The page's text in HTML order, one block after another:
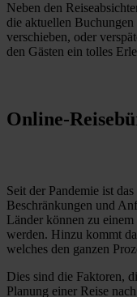
Neben den
die aktuellen
verschieben, oder
den Gästen ein tolles
Online-
Seit der Pandemie ist
Beschränkungen und
Länder können zu
werden. Hinzu kommt
welches den ganzen
Dies sind die Faktoren,
Planung einer Reise